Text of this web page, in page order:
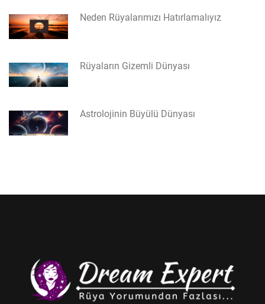
Neden Rüyalarımızı Hatırlamalıyız
Rüyaların Gizemli Dünyası
Astrolojinin Büyülü Dünyası